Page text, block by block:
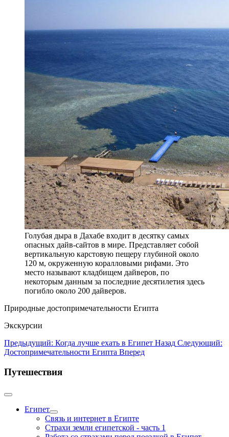
Голубая дыра в Дахабе входит в десятку самых
опасных дайв-сайтов в мире. Представляет собой
вертикальную карстовую пещеру глубиной около
120 м, окруженную коралловыми рифами. Это
место называют кладбищем дайверов, по
некоторым данным за последние десятилетия здесь
погибло около 200 дайверов.
Природные достопримечательности Египта
Экскурсии
Предыдущий: Когда лучше ехать в Египет Назад Следующий:
Достопримечательности Египта Вперед
Путешествия
Египет
Связь и интернет в Египте
Страхи земли египетской - часть 1